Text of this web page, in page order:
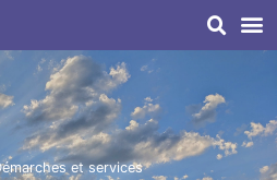
et services